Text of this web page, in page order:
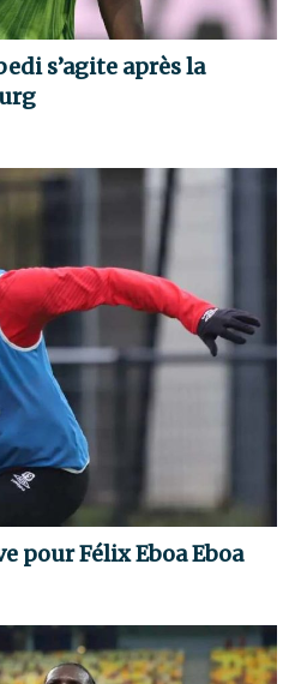
s’agite après la
pour Félix Eboa Eboa